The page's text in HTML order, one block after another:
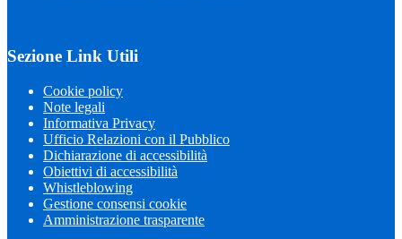
Sezione Link Utili
Cookie policy
Note legali
Informativa Privacy
Ufficio Relazioni con il Pubblico
Dichiarazione di accessibilità
Obiettivi di accessibilità
Whistleblowing
Gestione consensi cookie
Amministrazione trasparente